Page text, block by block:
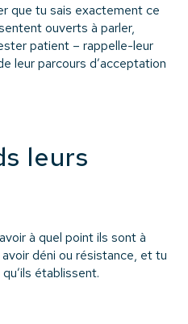
que tu sais exactement ce
ouverts à parler,
patient – rappelle-leur
leur parcours d’acceptation
leurs
à quel point ils sont à
déni ou résistance, et tu
établissent.